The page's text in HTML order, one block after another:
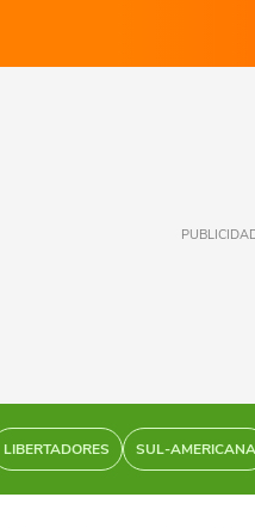
LIBERTADORES SUL-AMERICANA